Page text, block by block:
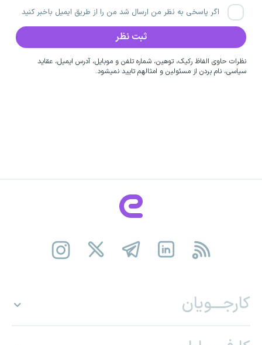
اگر پاسخی به نظر من ارسال شد من را از طریق ایمیل باخبر کنید
نظرات حاوی الفاظ رکیک، توهین، شماره تلفن و موبایل، آدرس ایمیل، عقاید
سیاسی، نام بردن از مسئولین و امثالهم تایید نمیشود.
کارجـــویان